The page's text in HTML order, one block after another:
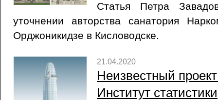
Статья Петра
уточнении авторства санатория
Орджоникидзе в Кисловодске.
21.04.2020
Неизвестный
Институт